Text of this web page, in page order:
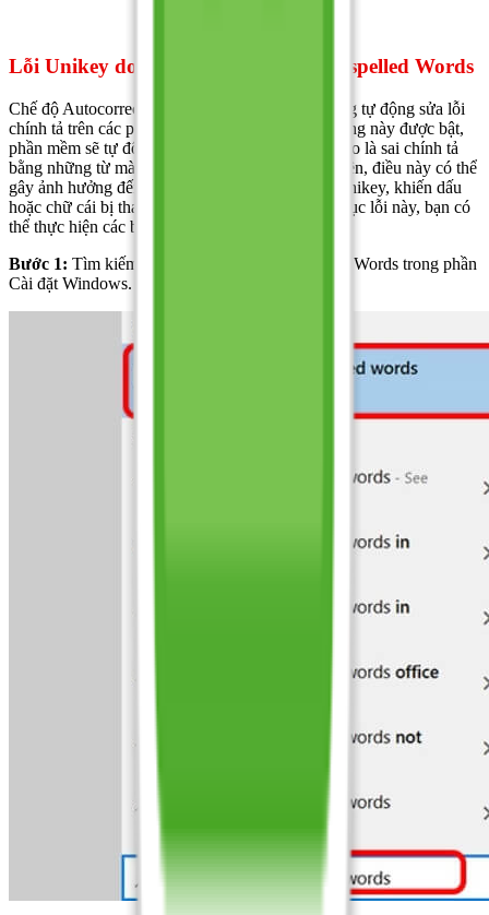
Lỗi Unikey do chế độ Autocorrect Misspelled Words
Chế độ Autocorrect Misspelled Words là tính năng tự động sửa lỗi
chính tả trên các phần mềm máy tính. Khi tính năng này được bật,
phần mềm sẽ tự động thay thế những từ mà nó cho là sai chính tả
bằng những từ mà hệ thống cho là đúng. Tuy nhiên, điều này có thể
gây ảnh hưởng đến quá trình gõ tiếng Việt trên Unikey, khiến dấu
hoặc chữ cái bị thay đổi không đúng. Để khắc phục lỗi này, bạn có
thể thực hiện các bước sau:
Bước 1: Tìm kiếm và mở Autocorrect Misspelled Words trong phần
Cài đặt Windows.